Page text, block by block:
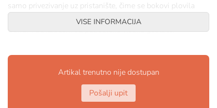
samo privezivanje uz pristanište, čime se bokovi plovila
Buffer-i su izrađeni od polietilena visoke gustoće.
VISE INFORMACIJA
Artikal trenutno nije dostupan
Pošalji upit